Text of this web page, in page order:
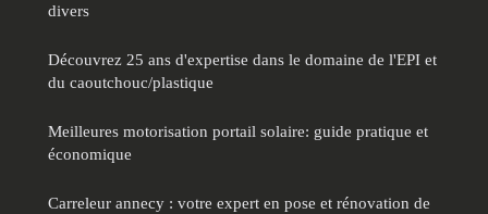
divers
Découvrez 25 ans d'expertise dans le domaine de l'EPI et
du caoutchouc/plastique
Meilleures motorisation portail solaire: guide pratique et
économique
Carreleur annecy : votre expert en pose et rénovation de